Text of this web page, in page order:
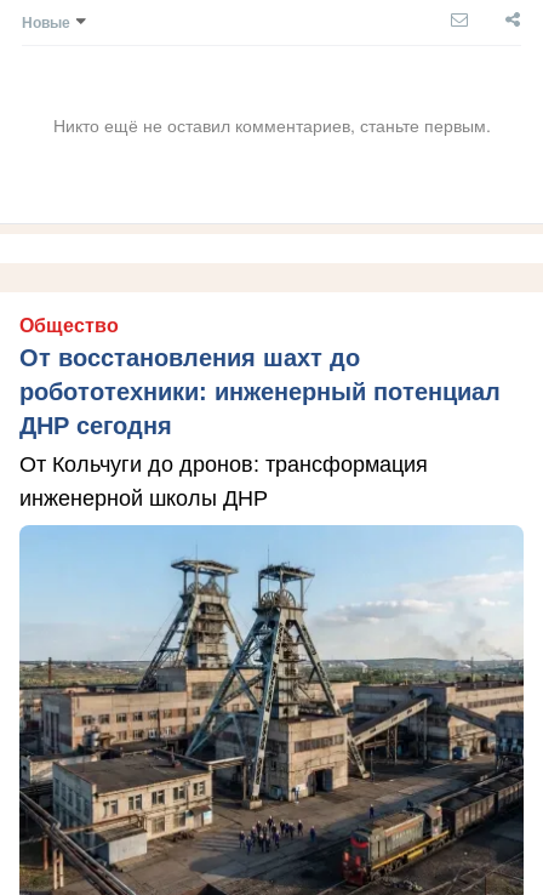
Новые
Никто ещё не оставил комментариев, станьте первым.
Общество
От восстановления шахт до
робототехники: инженерный потенциал
ДНР сегодня
От Кольчуги до дронов: трансформация
инженерной школы ДНР